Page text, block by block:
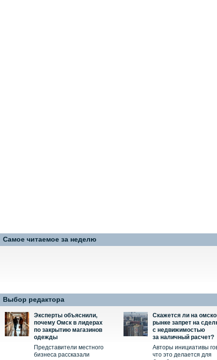
Самое читаемое за неделю
Выбор редактора
Эксперты объяснили,
почему Омск в лидерах
по закрытию магазинов
одежды
Представители местного
бизнеса рассказали
Скажется ли на
рынке запрет на
с недвижимостью
за наличный расчет?
Авторы инициативы
что это делается для